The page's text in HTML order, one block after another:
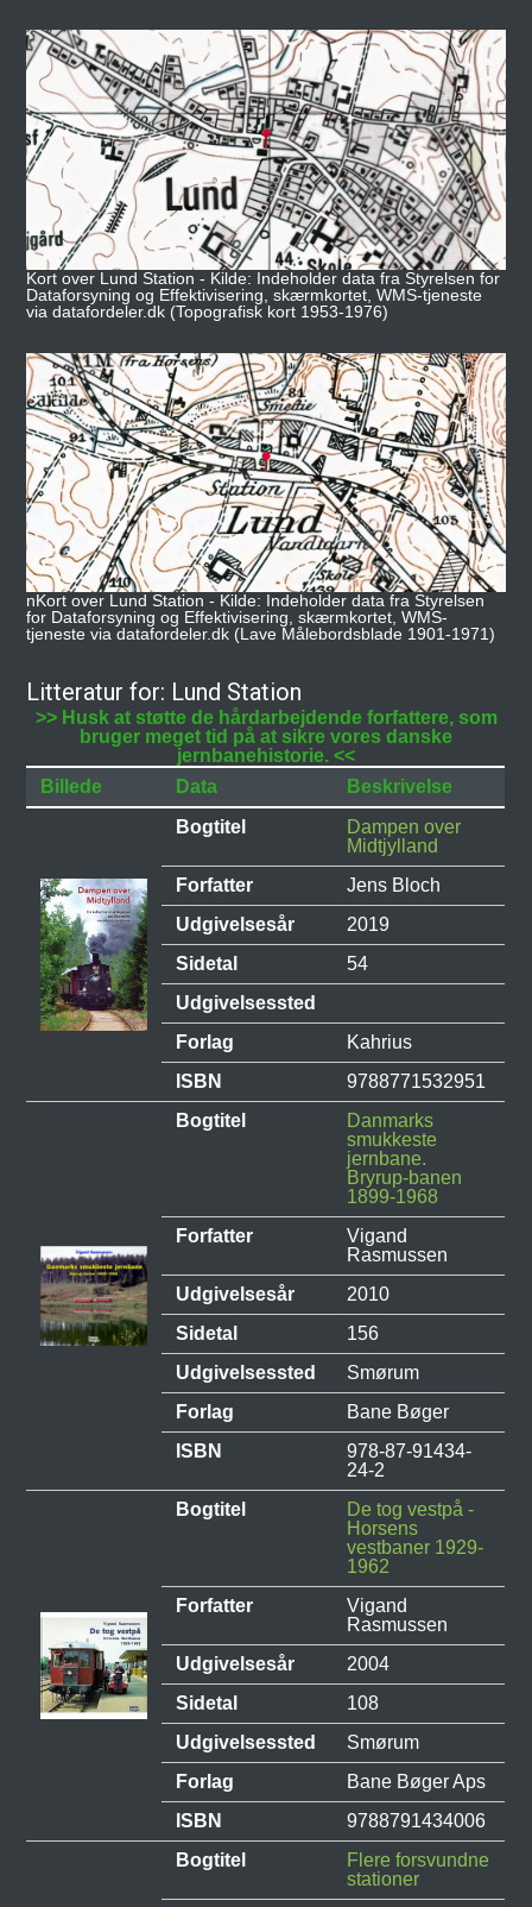
Kort over Lund Station - Kilde: Indeholder data fra Styrelsen for
Dataforsyning og Effektivisering, skærmkortet, WMS-tjeneste
via datafordeler.dk (Topografisk kort 1953-1976)
nKort over Lund Station - Kilde: Indeholder data fra Styrelsen
for Dataforsyning og Effektivisering, skærmkortet, WMS-
tjeneste via datafordeler.dk (Lave Målebordsblade 1901-1971)
Litteratur for: Lund Station
>> Husk at støtte de hårdarbejdende forfattere, som
bruger meget tid på at sikre vores danske
jernbanehistorie. <<
Billede
Data
Beskrivelse
Bogtitel
Dampen over
Midtjylland
Forfatter
Jens Bloch
Udgivelsesår
2019
Sidetal
54
Udgivelsessted
Forlag
Kahrius
ISBN
9788771532951
Bogtitel
Danmarks
smukkeste
jernbane.
Bryrup-banen
1899-1968
Forfatter
Vigand
Rasmussen
Udgivelsesår
2010
Sidetal
156
Udgivelsessted
Smørum
Forlag
Bane Bøger
ISBN
978-87-91434-
24-2
Bogtitel
De tog vestpå -
Horsens
vestbaner 1929-
1962
Forfatter
Vigand
Rasmussen
Udgivelsesår
2004
Sidetal
108
Udgivelsessted
Smørum
Forlag
Bane Bøger Aps
ISBN
9788791434006
Bogtitel
Flere forsvundne
stationer